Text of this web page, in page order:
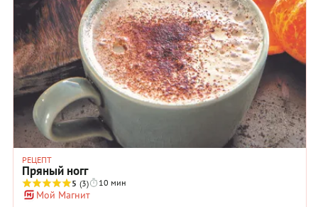
РЕЦЕПТ
Пряный ногг
5 (3) 10 мин
Мой Магнит